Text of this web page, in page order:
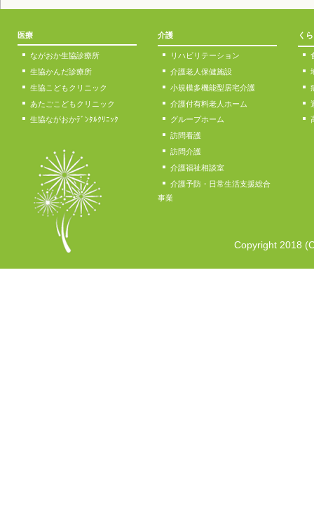
医療
ながおか生協診療所
生協かんだ診療所
生協こどもクリニック
あたごこどもクリニック
生協ながおかﾃﾞﾝﾀﾙｸﾘﾆｯｸ
介護
リハビリテーション
介護老人保健施設
小規模多機能型居宅介護
介護付有料老人ホーム
グループホーム
訪問看護
訪問介護
介護福祉相談室
介護予防・日常生活支援総合
事業
く
Copyright 2018